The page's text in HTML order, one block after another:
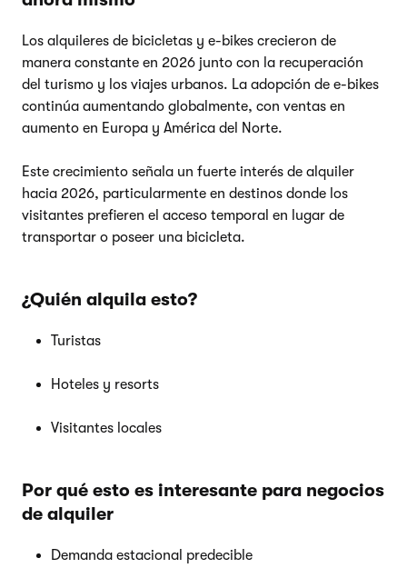
Los alquileres de bicicletas y e-bikes crecieron de
manera constante en 2026 junto con la recuperación
del turismo y los viajes urbanos. La adopción de e-bikes
continúa aumentando globalmente, con ventas en
aumento en Europa y América del Norte.
Este crecimiento señala un fuerte interés de alquiler
hacia 2026, particularmente en destinos donde los
visitantes prefieren el acceso temporal en lugar de
transportar o poseer una bicicleta.
¿Quién alquila esto?
Turistas
Hoteles y resorts
Visitantes locales
Por qué esto es interesante para negocios
de alquiler
Demanda estacional predecible